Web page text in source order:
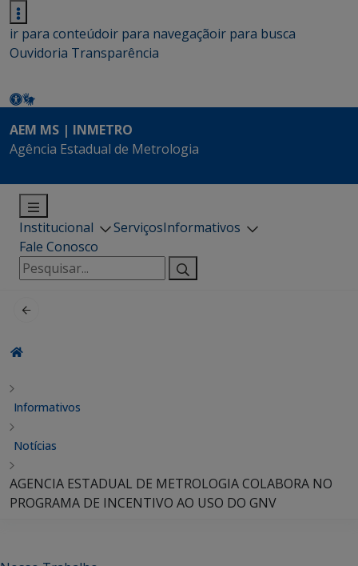
ir para conteúdoir para navegaçãoir para busca
Ouvidoria Transparência
AEM MS | INMETRO
Agência Estadual de Metrologia
Institucional ServiçosInformativos
Fale Conosco
Pesquisar
por:
Informativos
Notícias
AGENCIA ESTADUAL DE METROLOGIA COLABORA NO
PROGRAMA DE INCENTIVO AO USO DO GNV